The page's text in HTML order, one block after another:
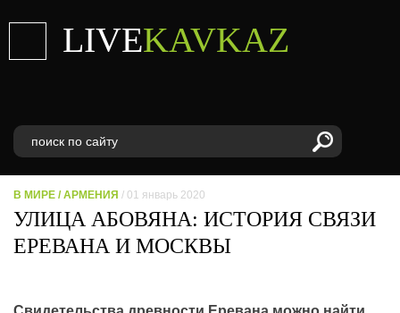
LIVEKAVKAZ
В МИРЕ /АРМЕНИЯ / 01 январь 2020
УЛИЦА АБОВЯНА: ИСТОРИЯ СВЯЗИ
ЕРЕВАНА И МОСКВЫ